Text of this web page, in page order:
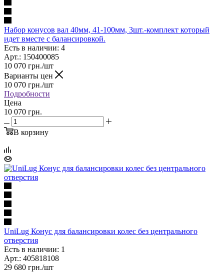
Набор конусов вал 40мм, 41-100мм, 3шт.-комплект который
идет вместе с балансировкой.
Есть в наличии: 4
Арт.: 150400085
10 070 грн./шт
Варианты цен
10 070 грн./шт
Подробности
Цена
10 070 грн.
В корзину
UniLug Конус для балансировки колес без центрального
отверстия
Есть в наличии: 1
Арт.: 405818108
29 680 грн./шт